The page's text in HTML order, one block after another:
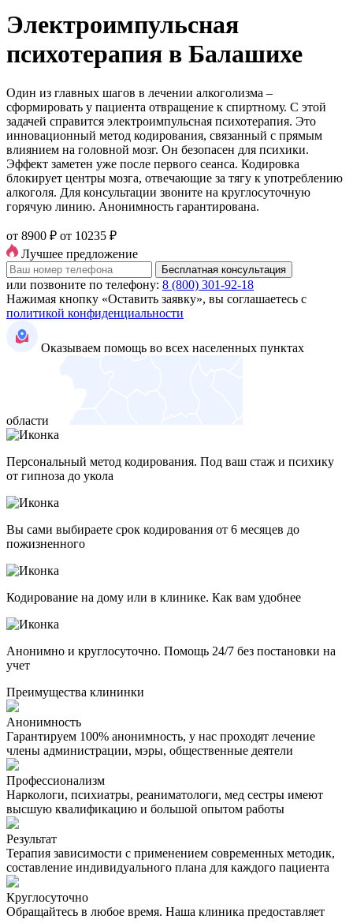
Электроимпульсная
психотерапия в Балашихе
Один из главных шагов в лечении алкоголизма –
сформировать у пациента отвращение к спиртному. С этой
задачей справится электроимпульсная психотерапия. Это
инновационный метод кодирования, связанный с прямым
влиянием на головной мозг. Он безопасен для психики.
Эффект заметен уже после первого сеанса. Кодировка
блокирует центры мозга, отвечающие за тягу к употреблению
алкоголя. Для консультации звоните на круглосуточную
горячую линию. Анонимность гарантирована.
от 8900 ₽ от 10235 ₽
Лучшее предложение
Бесплатная консультация
или позвоните по телефону: 8 (800) 301-92-18
Нажимая кнопку «Оставить заявку», вы соглашаетесь с
политикой конфиденциальности
Оказываем помощь во всех населенных пунктах
области
Персональный метод кодирования. Под ваш стаж и психику
от гипноза до укола
Вы сами выбираете срок кодирования от 6 месяцев до
пожизненного
Кодирование на дому или в клинике. Как вам удобнее
Анонимно и круглосуточно. Помощь 24/7 без постановки на
учет
Преимущества клининки
Анонимность
Гарантируем 100% анонимность, у нас проходят лечение
члены администрации, мэры, общественные деятели
Профессионализм
Наркологи, психиатры, реаниматологи, мед сестры имеют
высшую квалификацию и большой опытом работы
Результат
Терапия зависимости с применением современных методик,
составление индивидуального плана для каждого пациента
Круглосуточно
Обращайтесь в любое время. Наша клиника предоставляет